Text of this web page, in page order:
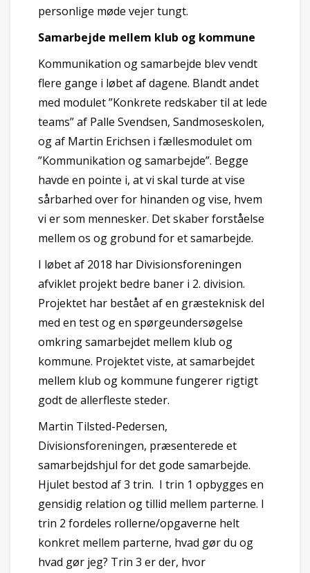
personlige møde vejer tungt.
Samarbejde mellem klub og kommune
Kommunikation og samarbejde blev vendt
flere gange i løbet af dagene. Blandt andet
med modulet ”Konkrete redskaber til at lede
teams” af Palle Svendsen, Sandmoseskolen,
og af Martin Erichsen i fællesmodulet om
”Kommunikation og samarbejde”. Begge
havde en pointe i, at vi skal turde at vise
sårbarhed over for hinanden og vise, hvem
vi er som mennesker. Det skaber forståelse
mellem os og grobund for et samarbejde.
I løbet af 2018 har Divisionsforeningen
afviklet projekt bedre baner i 2. division.
Projektet har bestået af en græsteknisk del
med en test og en spørgeundersøgelse
omkring samarbejdet mellem klub og
kommune. Projektet viste, at samarbejdet
mellem klub og kommune fungerer rigtigt
godt de allerfleste steder.
Martin Tilsted-Pedersen,
Divisionsforeningen, præsenterede et
samarbejdshjul for det gode samarbejde.
Hjulet bestod af 3 trin. I trin 1 opbygges en
gensidig relation og tillid mellem parterne. I
trin 2 fordeles rollerne/opgaverne helt
konkret mellem parterne, hvad gør du og
hvad gør jeg? Trin 3 er der, hvor